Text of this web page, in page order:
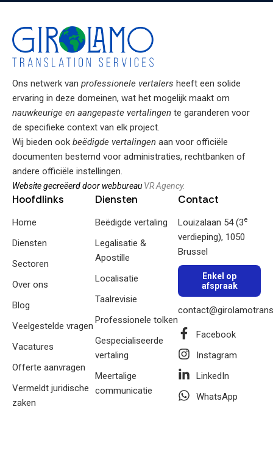
Ons netwerk van professionele vertalers heeft een solide
ervaring in deze domeinen, wat het mogelijk maakt om
nauwkeurige en aangepaste vertalingen te garanderen voor
de specifieke context van elk project.
Wij bieden ook beëdigde vertalingen aan voor officiële
documenten bestemd voor administraties, rechtbanken of
andere officiële instellingen.
Website gecreëerd door webbureau VR Agency.
Hoofdlinks
Home
Diensten
Sectoren
Over ons
Blog
Veelgestelde vragen
Vacatures
Offerte aanvragen
Vermeldt juridische
zaken
Diensten
Beëdigde vertaling
Legalisatie &
Apostille
Localisatie
Taalrevisie
Professionele tolken
Gespecialiseerde
vertaling
Meertalige
communicatie
Contact
Louizalaan 54 (3e
verdieping), 1050
Brussel
Enkel op
afspraak
Facebook
Instagram
LinkedIn
WhatsApp